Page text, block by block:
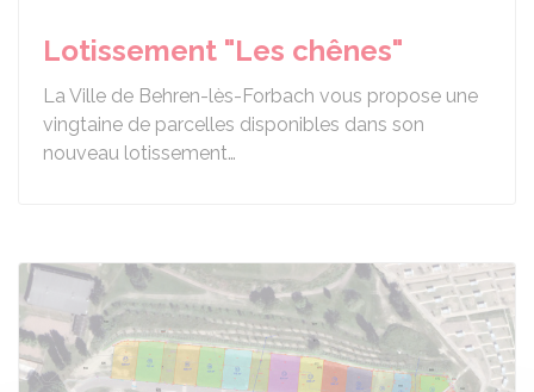
Lotissement "Les chênes"
La Ville de Behren-lès-Forbach vous propose une
vingtaine de parcelles disponibles dans son
nouveau lotissement…